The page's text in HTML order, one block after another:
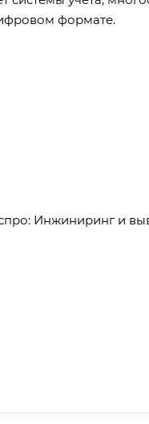
формате.
Инжиниринг и